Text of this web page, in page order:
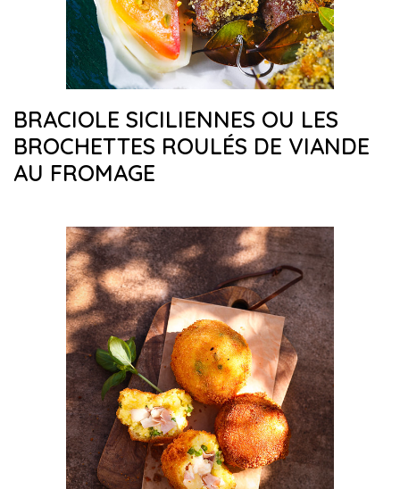
BRACIOLE SICILIENNES OU LES
BROCHETTES ROULÉS DE VIANDE
AU FROMAGE